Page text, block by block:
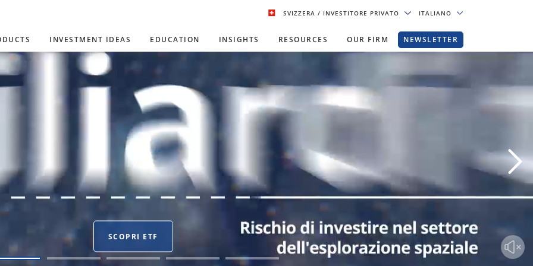
SVIZZERA/ INVESTITORE PRIVATO ITALIANO
INVESTMENT IDEAS EDUCATION INSIGHTS RESOURCES OUR FIRM NEWSLETTER
SCOPRI ETF